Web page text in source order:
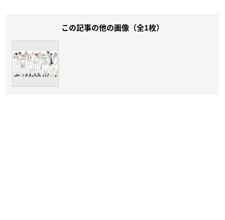
この記事の他の画像（全1枚）